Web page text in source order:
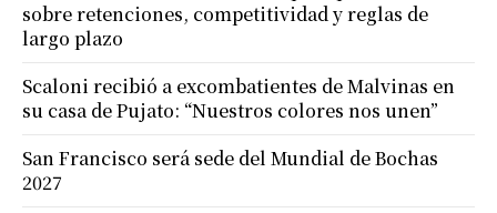
sobre retenciones, competitividad y reglas de
largo plazo
Scaloni recibió a excombatientes de Malvinas en
su casa de Pujato: “Nuestros colores nos unen”
San Francisco será sede del Mundial de Bochas
2027